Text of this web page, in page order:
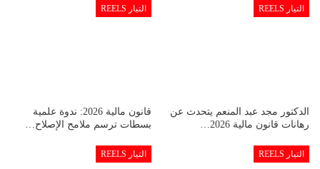
التيار REELS
الدكتور مجد عبد المنعم يتحدث عن
رهانات قانون مالية 2026…
التيار REELS
قانون مالية 2026: ندوة علمية
بسطات ترسم ملامح الإصلاح…
التيار REELS التيار REELS